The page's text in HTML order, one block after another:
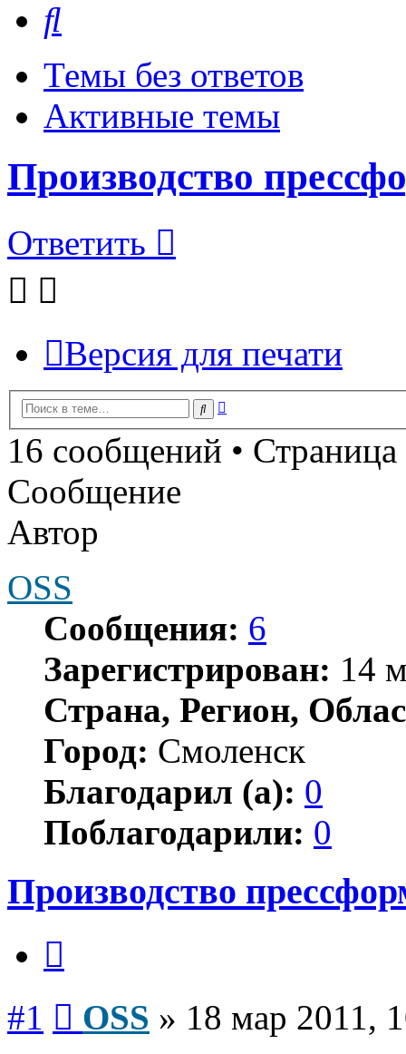
Темы без ответов
Активные темы
Производство
Ответить
Версия для печати
Поиск
16 сообщений • Страница
Сообщение
Автор
OSS
Сообщения: 6
Зарегистрирован: 14
Страна, Регион,
Город: Смоленск
Благодарил (а): 0
Поблагодарили: 0
Производство
#1 OSS » 18 мар 2011,